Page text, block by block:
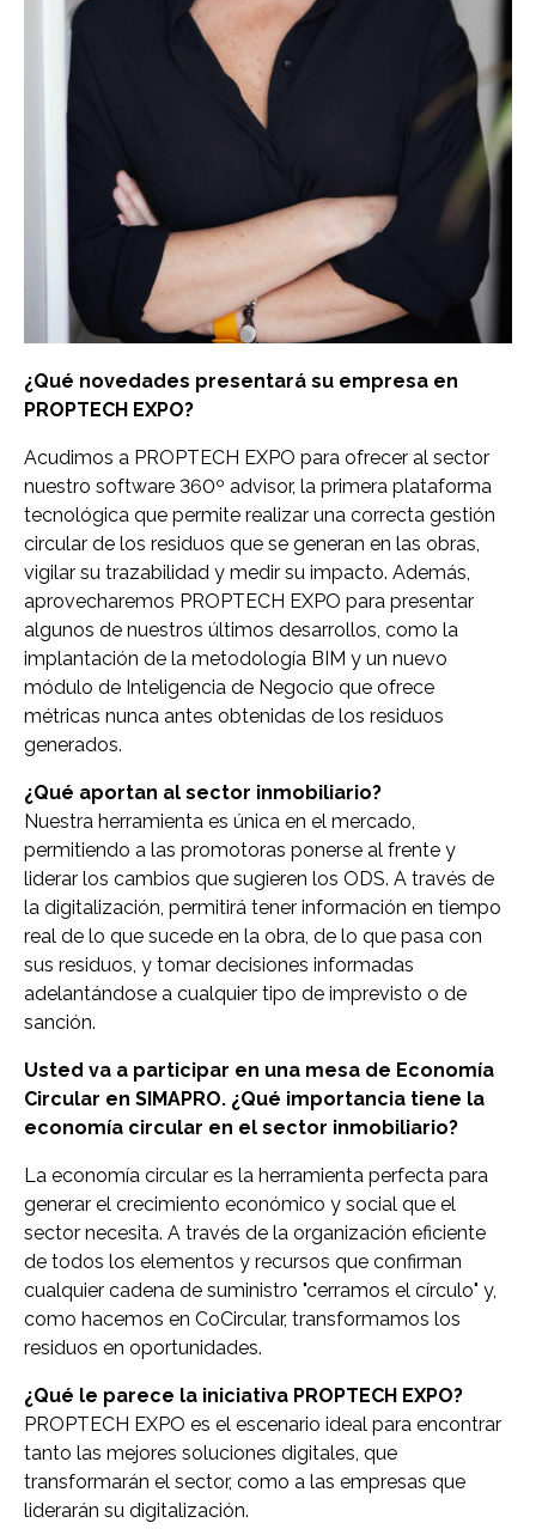
¿Qué novedades presentará su empresa en
PROPTECH EXPO?
Acudimos a PROPTECH EXPO para ofrecer al sector
nuestro software 360º advisor, la primera plataforma
tecnológica que permite realizar una correcta gestión
circular de los residuos que se generan en las obras,
vigilar su trazabilidad y medir su impacto. Además,
aprovecharemos PROPTECH EXPO para presentar
algunos de nuestros últimos desarrollos, como la
implantación de la metodología BIM y un nuevo
módulo de Inteligencia de Negocio que ofrece
métricas nunca antes obtenidas de los residuos
generados.
¿Qué aportan al sector inmobiliario?
Nuestra herramienta es única en el mercado,
permitiendo a las promotoras ponerse al frente y
liderar los cambios que sugieren los ODS. A través de
la digitalización, permitirá tener información en tiempo
real de lo que sucede en la obra, de lo que pasa con
sus residuos, y tomar decisiones informadas
adelantándose a cualquier tipo de imprevisto o de
sanción.
Usted va a participar en una mesa de Economía
Circular en SIMAPRO. ¿Qué importancia tiene la
economía circular en el sector inmobiliario?
La economía circular es la herramienta perfecta para
generar el crecimiento económico y social que el
sector necesita. A través de la organización eficiente
de todos los elementos y recursos que confirman
cualquier cadena de suministro "cerramos el círculo" y,
como hacemos en CoCircular, transformamos los
residuos en oportunidades.
¿Qué le parece la iniciativa PROPTECH EXPO?
PROPTECH EXPO es el escenario ideal para encontrar
tanto las mejores soluciones digitales, que
transformarán el sector, como a las empresas que
liderarán su digitalización.